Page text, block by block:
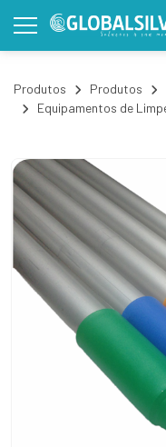
Produtos Produtos
Equipamentos de